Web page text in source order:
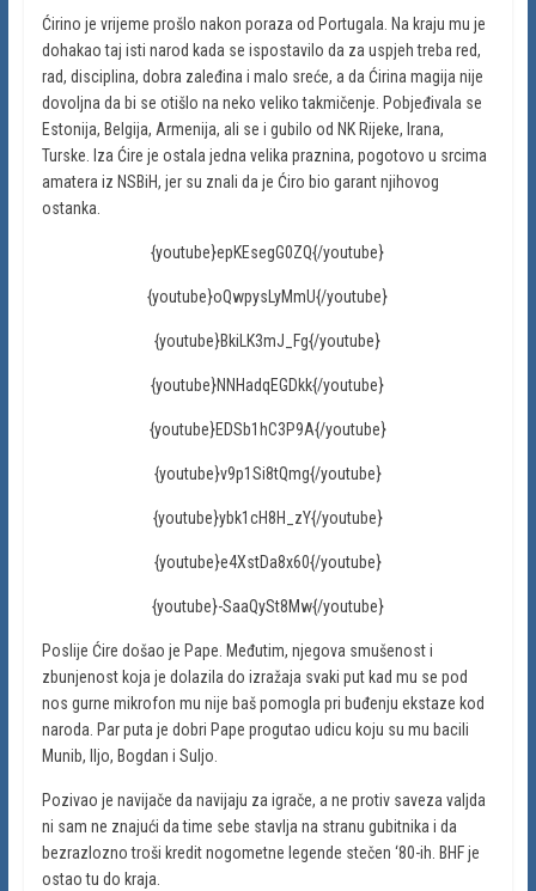
Ćirino je vrijeme prošlo nakon poraza od Portugala. Na kraju mu je
dohakao taj isti narod kada se ispostavilo da za uspjeh treba red,
rad, disciplina, dobra zaleđina i malo sreće, a da Ćirina magija nije
dovoljna da bi se otišlo na neko veliko takmičenje. Pobjeđivala se
Estonija, Belgija, Armenija, ali se i gubilo od NK Rijeke, Irana,
Turske. Iza Ćire je ostala jedna velika praznina, pogotovo u srcima
amatera iz NSBiH, jer su znali da je Ćiro bio garant njihovog
ostanka.
{youtube}epKEsegG0ZQ{/youtube}
{youtube}oQwpysLyMmU{/youtube}
{youtube}BkiLK3mJ_Fg{/youtube}
{youtube}NNHadqEGDkk{/youtube}
{youtube}EDSb1hC3P9A{/youtube}
{youtube}v9p1Si8tQmg{/youtube}
{youtube}ybk1cH8H_zY{/youtube}
{youtube}e4XstDa8x60{/youtube}
{youtube}-SaaQySt8Mw{/youtube}
Poslije Ćire došao je Pape. Međutim, njegova smušenost i
zbunjenost koja je dolazila do izražaja svaki put kad mu se pod
nos gurne mikrofon mu nije baš pomogla pri buđenju ekstaze kod
naroda. Par puta je dobri Pape progutao udicu koju su mu bacili
Munib, Iljo, Bogdan i Suljo.
Pozivao je navijače da navijaju za igrače, a ne protiv saveza valjda
ni sam ne znajući da time sebe stavlja na stranu gubitnika i da
bezrazlozno troši kredit nogometne legende stečen ‘80-ih. BHF je
ostao tu do kraja.